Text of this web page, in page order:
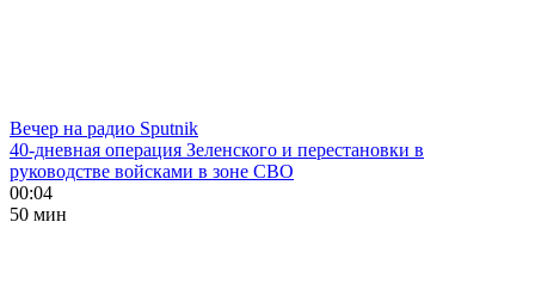
Вечер на радио Sputnik
40-дневная операция Зеленского и перестановки в
руководстве войсками в зоне СВО
00:04
50 мин